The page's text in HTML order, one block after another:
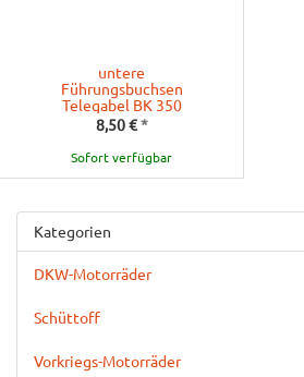
untere
Führungsbuchsen
Telegabel BK 350
8,50 €*
Sofort verfügbar
Kategorien
DKW-Motorräder
Schüttoff
Vorkriegs-Motorräder